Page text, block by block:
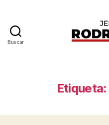
Buscar
Etiqueta: